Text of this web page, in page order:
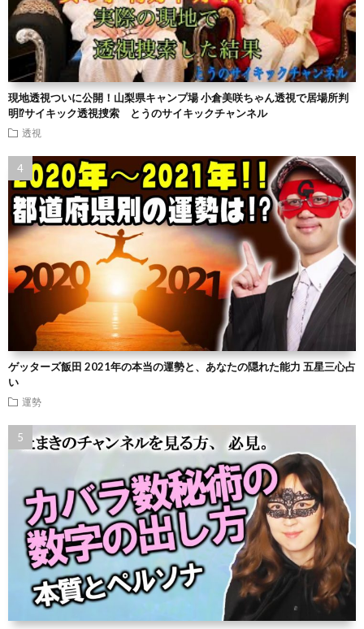
現地透視ついに公開！山梨県キャンプ場 小倉美咲ちゃん透視で居場所判
明⁉︎サイキック透視捜索 とうのサイキックチャンネル
透視
ゲッターズ飯田 2021年の本当の運勢と、あなたの隠れた能力 五星三心占
い
運勢